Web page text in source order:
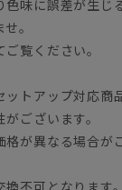
味に誤差が生じ
。
覧ください。
トアップ対応商
ございます。
が異なる場合が